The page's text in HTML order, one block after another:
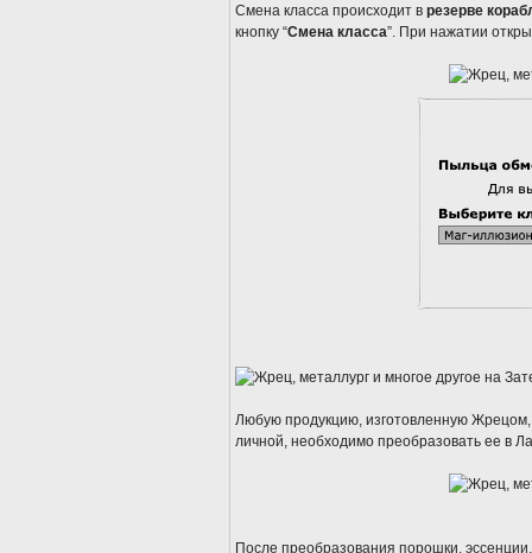
Смена класса происходит в резерве
кнопку “Смена класса”. При нажатии
Любую продукцию, изготовленную Жрецом,
личной, необходимо преобразовать ее в
После преобразования порошки,